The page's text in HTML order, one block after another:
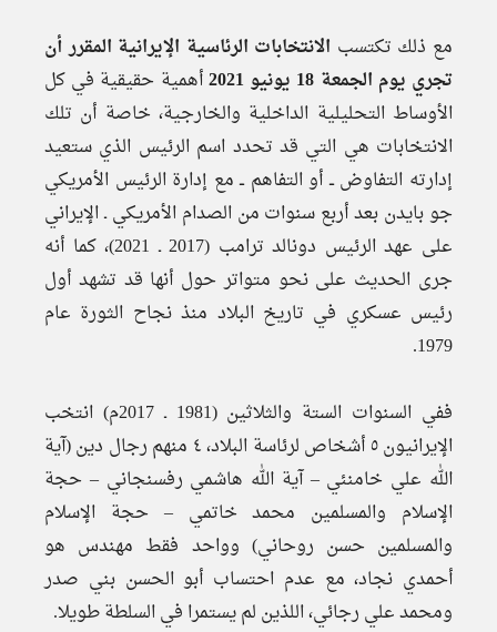
مع ذلك تكتسب الانتخابات الرئاسية الإيرانية المقرر أن
تجري يوم الجمعة 18 يونيو 2021
أهمية حقيقية في كل
الأوساط التحليلية الداخلية والخارجية، خاصة أن تلك
الانتخابات هي التي قد تحدد اسم الرئيس الذي ستعيد
إدارته التفاوض ــ أو التفاهم ــ مع إدارة الرئيس الأمريكي
جو بايدن بعد أربع سنوات من الصدام الأمريكي ـ الإيراني
على عهد الرئيس دونالد ترامب (2017 ـ 2021)، كما أنه
جرى الحديث على نحو متواتر حول أنها قد تشهد أول
رئيس عسكري في تاريخ البلاد منذ نجاح الثورة عام
1979.
ففي السنوات الستة والثلاثين (1981 ـ 2017م) انتخب
الإيرانيون ٥ أشخاص لرئاسة البلاد، ٤ منهم رجال دين (آية
الله علي خامنئي – آية الله هاشمي رفسنجاني – حجة
الإسلام والمسلمين محمد خاتمي – حجة الإسلام
والمسلمين حسن روحاني) وواحد فقط مهندس هو
أحمدي نجاد، مع عدم احتساب أبو الحسن بني صدر
ومحمد علي رجائي، اللذين لم يستمرا في السلطة طويلا.